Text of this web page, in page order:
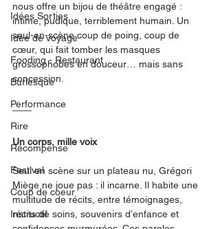
Idées Sorties
Idée de voyage
Fooding - Restaurant
Burlesque
Performance
Rire
Récompense
Festival
Coup de coeur
Instructif
nous offre un bijou de théâtre engagé :
intime, pudique, terriblement humain. Un
seul-en-scène coup de poing, coup de
cœur, qui fait tomber les masques
grossophobes en douceur… mais sans
concession.
Un corps, mille voix
Seul en scène sur un plateau nu, Grégori
Miège ne joue pas : il incarne. Il habite une
multitude de récits, entre témoignages,
récits de soins, souvenirs d’enfance et